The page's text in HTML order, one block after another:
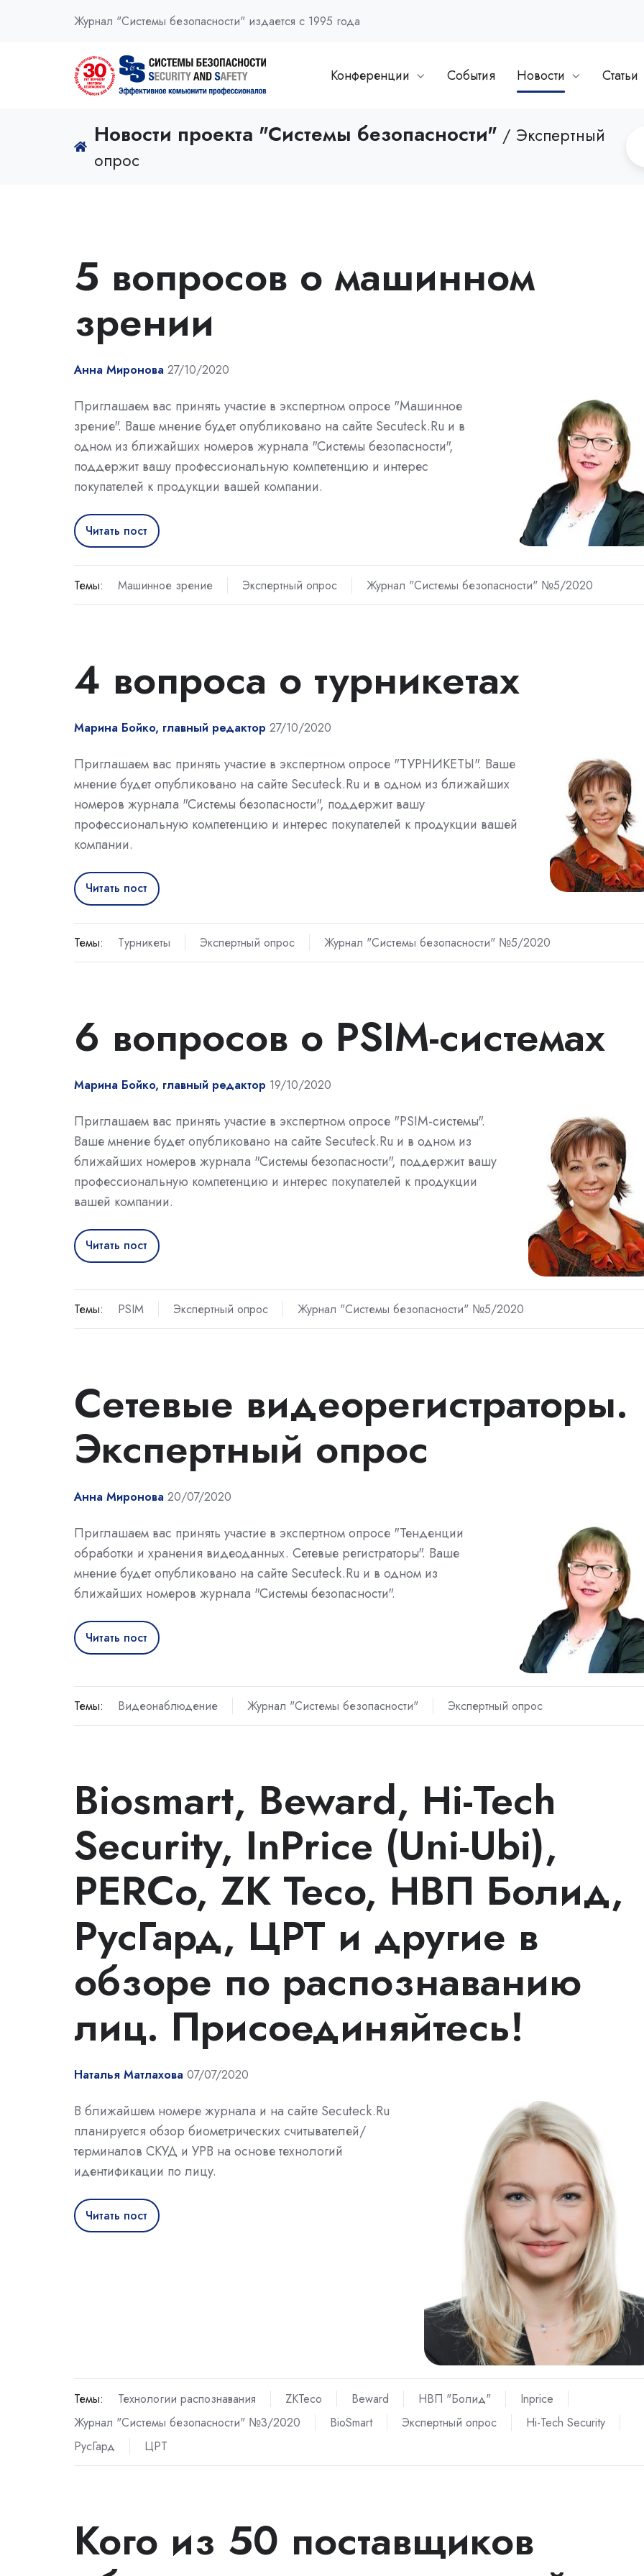
Журнал "Системы безопасности" издается с 1995 года
Конференции События Новости Статьи
Новости проекта "Системы безопасности" / Экспертный
опрос
5 вопросов о машинном
зрении
Анна Миронова 27/10/2020
Приглашаем вас принять участие в экспертном опросе "Машинное
зрение". Ваше мнение будет опубликовано на сайте Secuteck.Ru и в
одном из ближайших номеров журнала "Системы безопасности",
поддержит вашу профессиональную компетенцию и интерес
покупателей к продукции вашей компании.
Читать пост
Темы: Машинное зрение Экспертный опрос Журнал "Системы безопасности" №5/2020
4 вопроса о турникетах
Марина Бойко, главный редактор 27/10/2020
Приглашаем вас принять участие в экспертном опросе "ТУРНИКЕТЫ". Ваше
мнение будет опубликовано на сайте Secuteck.Ru и в одном из ближайших
номеров журнала "Системы безопасности", поддержит вашу
профессиональную компетенцию и интерес покупателей к продукции вашей
компании.
Читать пост
Темы: Турникеты Экспертный опрос Журнал "Системы безопасности" №5/2020
6 вопросов о PSIM-системах
Марина Бойко, главный редактор 19/10/2020
Приглашаем вас принять участие в экспертном опросе "PSIM-системы".
Ваше мнение будет опубликовано на сайте Secuteck.Ru и в одном из
ближайших номеров журнала "Системы безопасности", поддержит вашу
профессиональную компетенцию и интерес покупателей к продукции
вашей компании.
Читать пост
Темы: PSIM Экспертный опрос Журнал "Системы безопасности" №5/2020
Сетевые видеорегистраторы.
Экспертный опрос
Анна Миронова 20/07/2020
Приглашаем вас принять участие в экспертном опросе "Тенденции
обработки и хранения видеоданных. Сетевые регистраторы". Ваше
мнение будет опубликовано на сайте Secuteck.Ru и в одном из
ближайших номеров журнала "Системы безопасности".
Читать пост
Темы: Видеонаблюдение Журнал "Системы безопасности" Экспертный опрос
Biosmart, Beward, Hi-Tech
Security, InPrice (Uni-Ubi),
PERCo, ZK Teco, НВП Болид,
РусГард, ЦРТ и другие в
обзоре по распознаванию
лиц. Присоединяйтесь!
Наталья Матлахова 07/07/2020
В ближайшем номере журнала и на сайте Secuteck.Ru
планируется обзор биометрических считывателей/
терминалов СКУД и УРВ на основе технологий
идентификации по лицу.
Читать пост
Темы: Технологии распознавания ZKTeco Beward НВП "Болид"
Inprice
Журнал "Системы безопасности" №3/2020
BioSmart Экспертный опрос
Hi-Tech Security
РусГард
ЦРТ
Кого из 50 поставщиков